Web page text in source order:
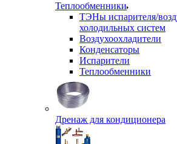
Теплообменники
ТЭНы испарителя/
холодильных систем
Воздухоохладители
Конденсаторы
Испарители
Теплообменники
Дренаж для кондиционера